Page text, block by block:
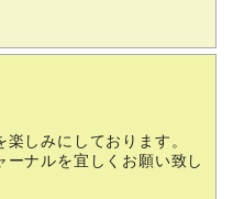
しみにしております。
ナルを宜しくお願い致し